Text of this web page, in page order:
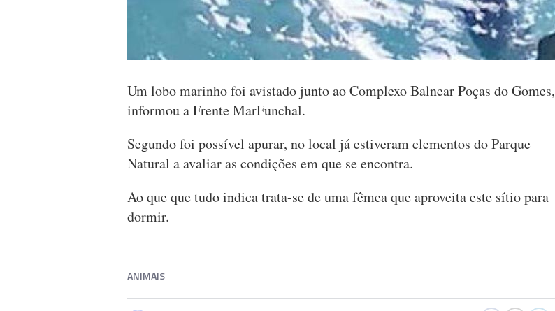
Um lobo marinho foi avistado junto ao Complexo Balnear Poças do Gomes,
informou a Frente MarFunchal.
Segundo foi possível apurar, no local já estiveram elementos do Parque
Natural a avaliar as condições em que se encontra.
Ao que que tudo indica trata-se de uma fêmea que aproveita este sítio para
dormir.
ANIMAIS